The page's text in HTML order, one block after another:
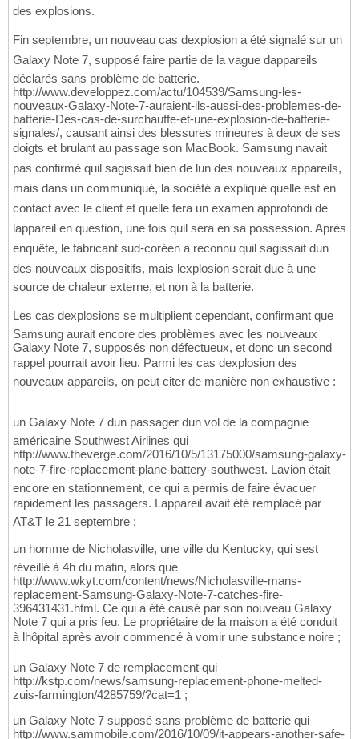
des explosions.
Fin septembre, un nouveau cas dexplosion a été signalé sur un
Galaxy Note 7, supposé faire partie de la vague dappareils
déclarés sans problème de batterie.
http://www.developpez.com/actu/104539/Samsung-les-
nouveaux-Galaxy-Note-7-auraient-ils-aussi-des-problemes-de-
batterie-Des-cas-de-surchauffe-et-une-explosion-de-batterie-
signales/, causant ainsi des blessures mineures à deux de ses
doigts et brulant au passage son MacBook. Samsung navait
pas confirmé quil sagissait bien de lun des nouveaux appareils,
mais dans un communiqué, la société a expliqué quelle est en
contact avec le client et quelle fera un examen approfondi de
lappareil en question, une fois quil sera en sa possession. Après
enquête, le fabricant sud-coréen a reconnu quil sagissait dun
des nouveaux dispositifs, mais lexplosion serait due à une
source de chaleur externe, et non à la batterie.
Les cas dexplosions se multiplient cependant, confirmant que
Samsung aurait encore des problèmes avec les nouveaux
Galaxy Note 7, supposés non défectueux, et donc un second
rappel pourrait avoir lieu. Parmi les cas dexplosion des
nouveaux appareils, on peut citer de manière non exhaustive :
un Galaxy Note 7 dun passager dun vol de la compagnie
américaine Southwest Airlines qui
http://www.theverge.com/2016/10/5/13175000/samsung-galaxy-
note-7-fire-replacement-plane-battery-southwest. Lavion était
encore en stationnement, ce qui a permis de faire évacuer
rapidement les passagers. Lappareil avait été remplacé par
AT&T le 21 septembre ;
un homme de Nicholasville, une ville du Kentucky, qui sest
réveillé à 4h du matin, alors que
http://www.wkyt.com/content/news/Nicholasville-mans-
replacement-Samsung-Galaxy-Note-7-catches-fire-
396431431.html. Ce qui a été causé par son nouveau Galaxy
Note 7 qui a pris feu. Le propriétaire de la maison a été conduit
à lhôpital après avoir commencé à vomir une substance noire ;
un Galaxy Note 7 de remplacement qui
http://kstp.com/news/samsung-replacement-phone-melted-
zuis-farmington/4285759/?cat=1 ;
un Galaxy Note 7 supposé sans problème de batterie qui
http://www.sammobile.com/2016/10/09/it-appears-another-safe-